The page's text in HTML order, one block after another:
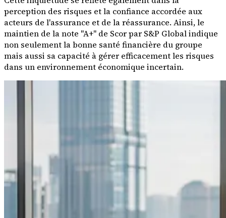
perception des risques et la confiance accordée aux
acteurs de l'assurance et de la réassurance. Ainsi, le
maintien de la note "A+" de Scor par S&P Global indique
non seulement la bonne santé financière du groupe
mais aussi sa capacité à gérer efficacement les risques
dans un environnement économique incertain.